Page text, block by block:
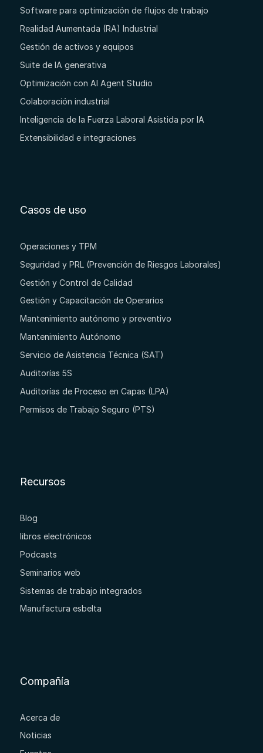
Software para optimización de flujos de trabajo
Realidad Aumentada (RA) Industrial
Gestión de activos y equipos
Suite de IA generativa
Optimización con AI Agent Studio
Colaboración industrial
Inteligencia de la Fuerza Laboral Asistida por IA
Extensibilidad e integraciones
Casos de uso
Operaciones y TPM
Seguridad y PRL (Prevención de Riesgos Laborales)
Gestión y Control de Calidad
Gestión y Capacitación de Operarios
Mantenimiento autónomo y preventivo
Mantenimiento Autónomo
Servicio de Asistencia Técnica (SAT)
Auditorías 5S
Auditorías de Proceso en Capas (LPA)
Permisos de Trabajo Seguro (PTS)
Recursos
Blog
libros electrónicos
Podcasts
Seminarios web
Sistemas de trabajo integrados
Manufactura esbelta
Compañía
Acerca de
Noticias